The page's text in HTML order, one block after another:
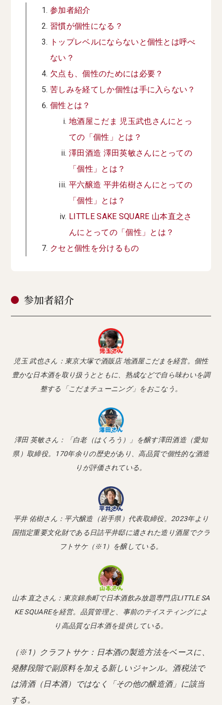
参加者紹介
習慣が個性になる？
トップレベルにならないと個性とは呼べ
ない？
欠点も、個性のためには必要？
苦しみを経てしか個性は手に入らない？
個性とは？
地酒屋こだま 児玉武也さんにとっ
ての「個性」とは？
澤田酒造 澤田英敏さんにとっての
「個性」とは？
平六醸造 平井佑樹さんにとっての
「個性」とは？
LITTLE SAKE SQUARE 山本直之さ
んにとっての「個性」とは？
クセと個性を分けるもの
参加者紹介
児玉 武也さん：東京大塚で酒販店 地酒屋こだまを経営。個性
豊かな日本酒を取り扱うとともに、熟成などで自ら味わいを調
整する「こだまチューニング」をおこなう。
澤田 英敏さん：「白老（はくろう）」を醸す澤田酒造（愛知
県）取締役。170年余りの歴史があり、高品質で個性的な酒造
りが評価されている。
平井 佑樹さん：平六醸造（岩手県）代表取締役。2023年より
国指定重要文化財である日詰平井邸に遺された造り酒屋でクラ
フトサケ（※1）を醸している。
山本 直之さん：東京錦糸町で日本酒飲み放題専門店LITTLE SA
KE SQUAREを経営。品質管理と、事前のテイスティングによ
り高品質な日本酒を提供している。
（※1）クラフトサケ：日本酒の製造方法をベースに、
発酵段階で副原料を加える新しいジャンル。酒税法で
は清酒（日本酒）ではなく「その他の醸造酒」に該当
する。